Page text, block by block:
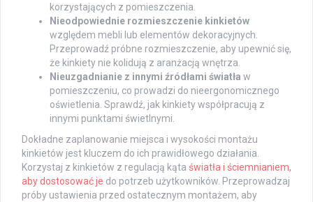
korzystających z pomieszczenia.
Nieodpowiednie rozmieszczenie kinkietów
względem mebli lub elementów dekoracyjnych.
Przeprowadź próbne rozmieszczenie, aby upewnić się,
że kinkiety nie kolidują z aranżacją wnętrza.
Nieuzgadnianie z innymi źródłami światła w
pomieszczeniu, co prowadzi do nieergonomicznego
oświetlenia. Sprawdź, jak kinkiety współpracują z
innymi punktami świetlnymi.
Dokładne zaplanowanie miejsca i wysokości montażu
kinkietów jest kluczem do ich prawidłowego działania.
Korzystaj z kinkietów z regulacją kąta światła i ściemnianiem,
aby dostosować je do potrzeb użytkowników. Przeprowadzaj
próby ustawienia przed ostatecznym montażem, aby